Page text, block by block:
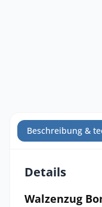
Beschreibung &
Details
Walzenzug